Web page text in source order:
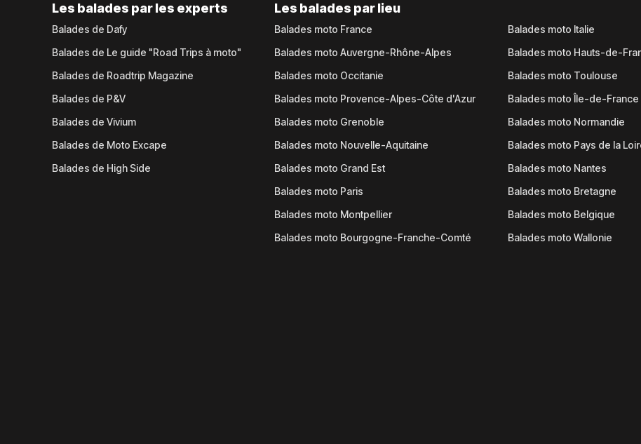
Les balades par les experts
Balades de Dafy
Balades de Le guide "Road Trips à moto"
Balades de Roadtrip Magazine
Balades de P&V
Balades de Vivium
Balades de Moto Excape
Balades de High Side
Les balades par lieu
Balades moto France
Balades moto Auvergne-Rhône-Alpes
Balades moto Occitanie
Balades moto Provence-Alpes-Côte d'Azur
Balades moto Grenoble
Balades moto Nouvelle-Aquitaine
Balades moto Grand Est
Balades moto Paris
Balades moto Montpellier
Balades moto Bourgogne-Franche-Comté
Balades moto Italie
Balades moto Hauts-de-
Balades moto Toulouse
Balades moto Île-de-France
Balades moto Normandie
Balades moto Pays de la
Balades moto Nantes
Balades moto Bretagne
Balades moto Belgique
Balades moto Wallonie